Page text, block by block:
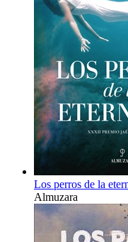
Los perros de la
Almuzara